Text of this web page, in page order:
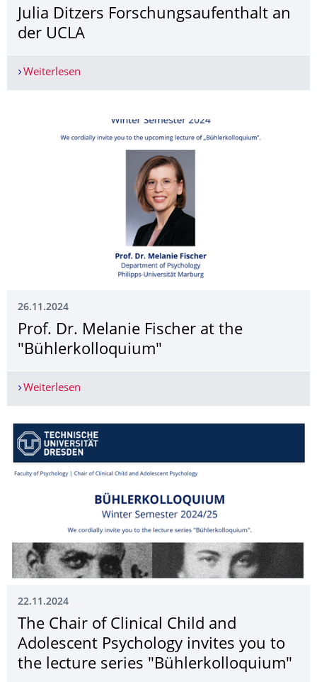
Julia Ditzers Forschungsaufent­halt an
der UCLA
Weiterlesen
26.11.2024
Prof. Dr. Melanie Fischer at the
"Bühlerkolloquium"
Weiterlesen
22.11.2024
The Chair of Clinical Child and
Adolescent Psychology invites you to
the lecture series "Bühlerkolloquium"